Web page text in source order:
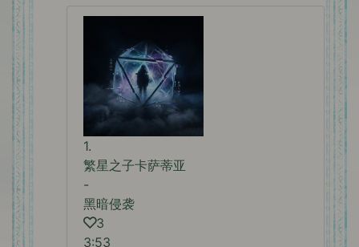
1.
繁星之子卡萨蒂亚
-
黑暗侵袭
3
3:53